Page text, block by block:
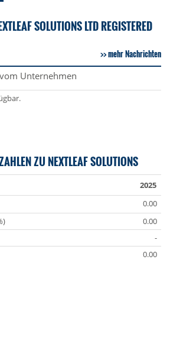
SOLUTIONS LTD REGISTERED
mehr Nachrichten
vom Unternehmen
ZU NEXTLEAF SOLUTIONS
2025
0.00
0.00
-
0.00